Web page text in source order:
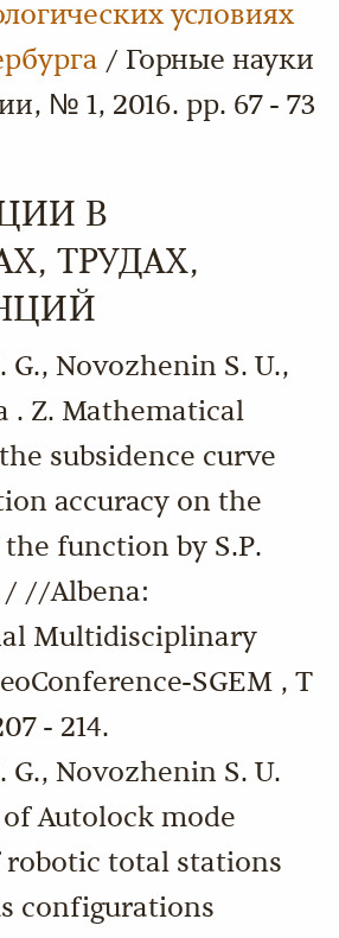
условиях
/ Горные науки
№ 1, 2016. pp. 67 - 73
В
ТРУДАХ,
Novozhenin S. U.,
. Z. Mathematical
subsidence curve
accuracy on the
function by S.P.
/ //Albena:
Multidisciplinary
SGEM , Т
- 214.
Novozhenin S. U.
Autolock mode
robotic total stations
configurations